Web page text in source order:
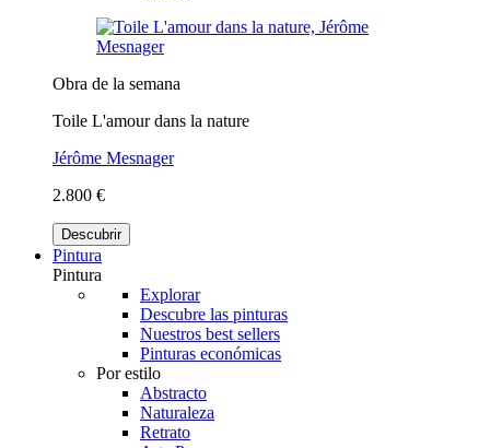
Obra de la semana
Toile L'amour dans la nature
Jérôme Mesnager
2.800 €
Descubrir
Pintura
Pintura
Explorar
Descubre las pinturas
Nuestros best sellers
Pinturas económicas
Por estilo
Abstracto
Naturaleza
Retrato